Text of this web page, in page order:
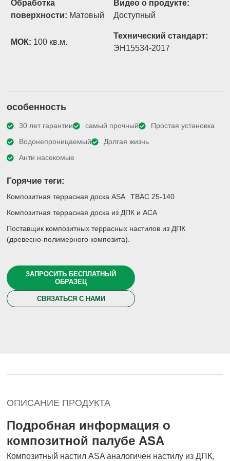
Обработка
поверхности: Матовый
Видео о продукте:
Доступный
МОК: 100 кв.м.
Технический стандарт:
ЭН15534-2017
особенность
30 лет гарантии самый прочный
Простая установка
Водонепроницаемый
Долгая жизнь
Анти насекомые
Горячие теги:
Композитная террасная доска ASA
ТВАС 25-140
Композитная террасная доска из ДПК и АСА
Поставщик композитных террасных настилов из ДПК
(древесно-полимерного композита).
ЗАПРОСИТЬ БЕСПЛАТНЫЙ
ОБРАЗЕЦ
СВЯЗАТЬСЯ С НАМИ
ОПИСАНИЕ ПРОДУКТА
Подробная информация о
композитной палубе ASA
Композитный настил ASA аналогичен настилу из ДПК,